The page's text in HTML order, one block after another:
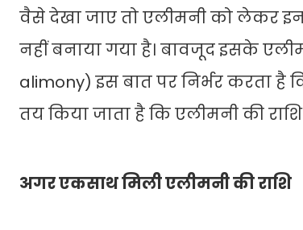
वैसे देखा जाए तो एलीमनी को लेकर
नहीं बनाया गया है। बावजूद इसके
alimony) इस बात पर निर्भर करता है
तय किया जाता है कि एलीमनी की
अगर एकसाथ मिली एलीमनी की राशि